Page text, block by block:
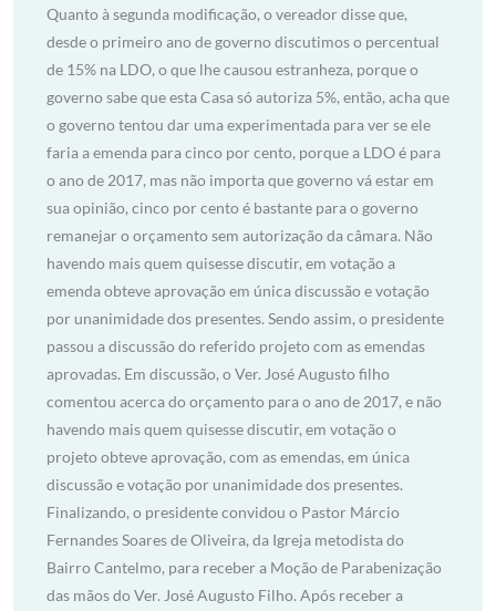
Quanto à segunda modificação, o vereador disse que,
desde o primeiro ano de governo discutimos o percentual
de 15% na LDO, o que lhe causou estranheza, porque o
governo sabe que esta Casa só autoriza 5%, então, acha que
o governo tentou dar uma experimentada para ver se ele
faria a emenda para cinco por cento, porque a LDO é para
o ano de 2017, mas não importa que governo vá estar em
sua opinião, cinco por cento é bastante para o governo
remanejar o orçamento sem autorização da câmara. Não
havendo mais quem quisesse discutir, em votação a
emenda obteve aprovação em única discussão e votação
por unanimidade dos presentes. Sendo assim, o presidente
passou a discussão do referido projeto com as emendas
aprovadas. Em discussão, o Ver. José Augusto filho
comentou acerca do orçamento para o ano de 2017, e não
havendo mais quem quisesse discutir, em votação o
projeto obteve aprovação, com as emendas, em única
discussão e votação por unanimidade dos presentes.
Finalizando, o presidente convidou o Pastor Márcio
Fernandes Soares de Oliveira, da Igreja metodista do
Bairro Cantelmo, para receber a Moção de Parabenização
das mãos do Ver. José Augusto Filho. Após receber a